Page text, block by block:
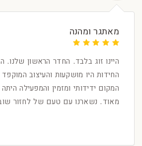
מאתגר ומהנה
היינו זוג בלבד. החדר הראשון שלנו.
החידות היו מושקעות והעיצוב המוקפד
המקום ידידותי ומזמין והמפעילה
מאוד. נשארנו עם טעם של לחזור